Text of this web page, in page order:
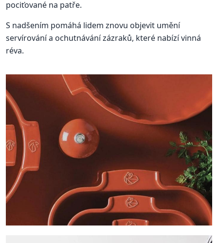
pociťované na patře.
S nadšením pomáhá lidem znovu objevit umění
servírování a ochutnávání zázraků, které nabízí vinná
réva.